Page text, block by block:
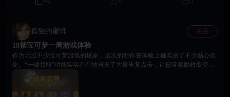
孤独的蜜蜂 关注
18禁宝可梦一周游戏体验
作为玩过不少宝可梦游戏的玩家，这次的新作在体验上确实做了不少贴心优
化。“一键领取”功能实实在在地省去了大量重复点击，让日常奖励收取变得
非常流畅。游戏的美术风格在可爱方向上做得很到位，从主角到熟悉的宝可
梦，形象都圆润灵动，带着一种干净的Q萌感，场景色彩也很舒服。对于喜
欢这个IP的玩家来说，它兼顾了情怀与轻松的体验，值得一试。